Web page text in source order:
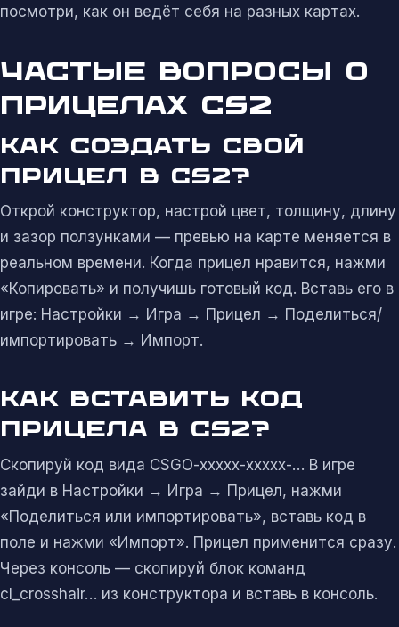
посмотри, как он ведёт себя на разных картах.
ЧАСТЫЕ ВОПРОСЫ О
ПРИЦЕЛАХ CS2
КАК СОЗДАТЬ СВОЙ
ПРИЦЕЛ В CS2?
Открой конструктор, настрой цвет, толщину, длину
и зазор ползунками — превью на карте меняется в
реальном времени. Когда прицел нравится, нажми
«Копировать» и получишь готовый код. Вставь его в
игре: Настройки → Игра → Прицел → Поделиться/
импортировать → Импорт.
КАК ВСТАВИТЬ КОД
ПРИЦЕЛА В CS2?
Скопируй код вида CSGO-xxxxx-xxxxx-… В игре
зайди в Настройки → Игра → Прицел, нажми
«Поделиться или импортировать», вставь код в
поле и нажми «Импорт». Прицел применится сразу.
Через консоль — скопируй блок команд
cl_crosshair… из конструктора и вставь в консоль.